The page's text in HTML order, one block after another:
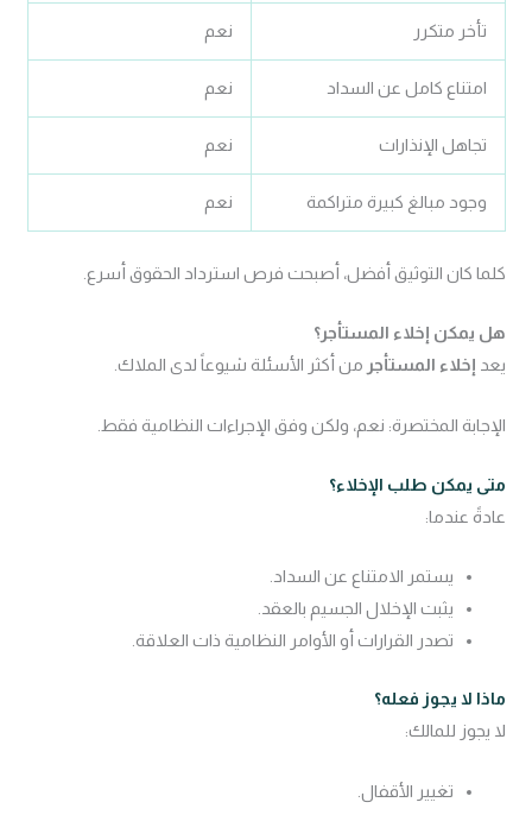
تأخر متكرر نعم
امتناع كامل عن السداد نعم
تجاهل الإنذارات نعم
وجود مبالغ كبيرة متراكمة نعم
كلما كان التوثيق أفضل، أصبحت فرص استرداد الحقوق أسرع.
هل يمكن إخلاء المستأجر؟
يعد إخلاء المستأجر من أكثر الأسئلة شيوعاً لدى الملاك.
الإجابة المختصرة: نعم، ولكن وفق الإجراءات النظامية فقط.
متى يمكن طلب الإخلاء؟
عادةً عندما:
يستمر الامتناع عن السداد.
يثبت الإخلال الجسيم بالعقد.
تصدر القرارات أو الأوامر النظامية ذات العلاقة.
ماذا لا يجوز فعله؟
لا يجوز للمالك:
تغيير الأقفال.